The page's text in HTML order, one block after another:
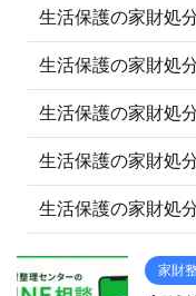
生活保護の家財処
生活保護の家財処
生活保護の家財処
生活保護の家財処
生活保護の家財処
家財